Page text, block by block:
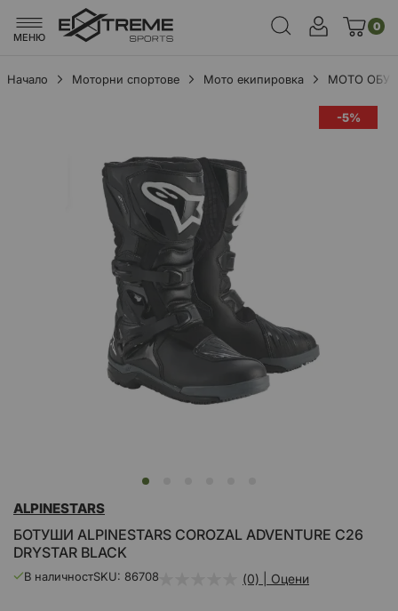
МЕНЮ
0
Начало Моторни спортове Мото екипировка МОТО
-5%
към
на
галерия
със
БОТУШИ ALPINESTARS COROZAL ADVENTURE C26
DRYSTAR BLACK
ALPINESTARS
В наличностSKU 86708 (0) | Оцени